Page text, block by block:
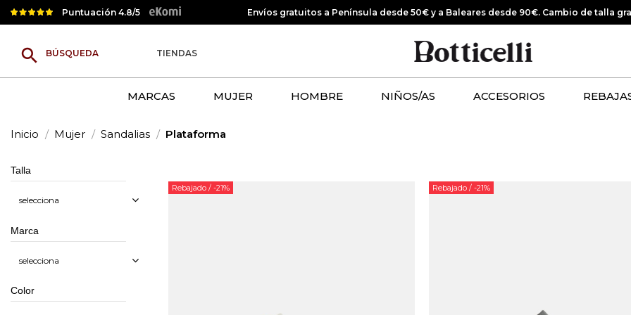
Puntuación 4.8/5 Envíos gratuitos a Península desde 50€ y a Baleares desde 90€. Cambio de talla
search TIENDAS
MARCAS MUJER HOMBRE NIÑOS/AS ACCESORIOS
Inicio Mujer Sandalias Plataforma
Rebajado / -21% Rebajado / -21%
Talla
selecciona
Marca
selecciona
Color